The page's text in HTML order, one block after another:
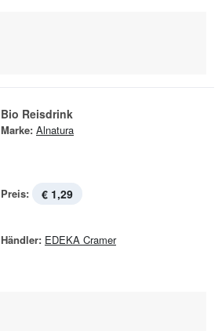
Bio Reisdrink
Marke: Alnatura
Preis: € 1,29
Händler: EDEKA Cramer